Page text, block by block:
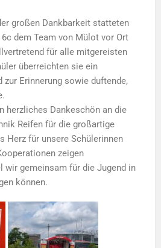
großen Dankbarkeit statteten
dem Team von Mülot vor Ort
für alle mitgereisten
überreichten sie ein
Erinnerung sowie duftende,
herzliches Dankeschön an die
Reifen für die großartige
Herz für unsere Schülerinnen
zeigen
wir gemeinsam für die Jugend in
können.